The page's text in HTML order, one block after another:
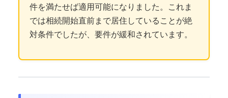
件を満たせば適用可能になりました。これま
では相続開始直前まで居住していることが絶
対条件でしたが、要件が緩和されています。